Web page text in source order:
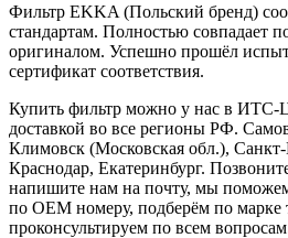
Фильтр EKKA (Польский бренд)
стандартам. Полностью совпадает
оригиналом. Успешно прошёл
сертификат соответствия.
Купить фильтр можно у нас в ИТС-
доставкой во все регионы РФ.
Климовск (Московская обл.),
Краснодар, Екатеринбург.
напишите нам на почту, мы
по OEM номеру, подберём по марке
проконсультируем по всем